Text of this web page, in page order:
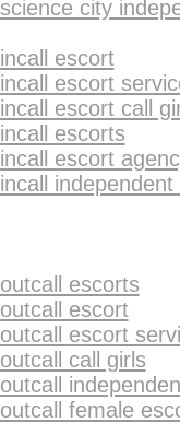
science city
incall escort
incall escort
incall escort call
incall escorts
incall escort
incall
outcall escorts
outcall escort
outcall escort
outcall call girls
outcall
outcall female